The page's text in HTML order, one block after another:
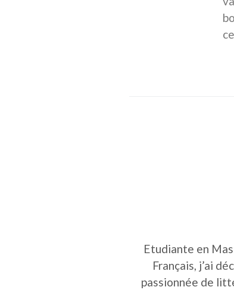
Etudiante en
Français, j’ai
passionnée de